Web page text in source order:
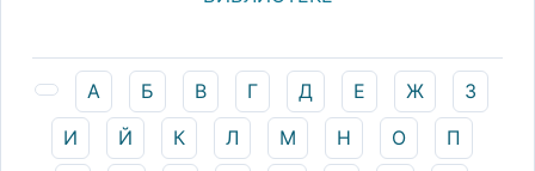
А Б В Г Д Е Ж
З
И
Й К Л М Н О
П